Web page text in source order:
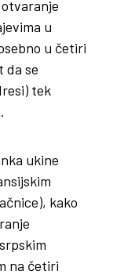
u
u četiri
da se
tek
ukine
kako
na četiri